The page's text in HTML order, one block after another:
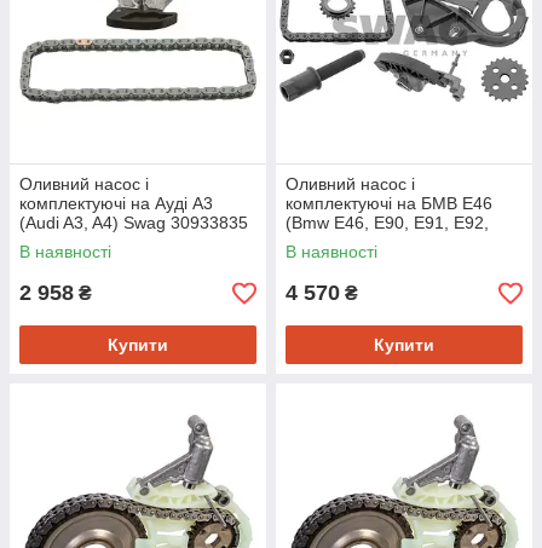
Оливний насос і
комплектуючі на Ауді A3
(Audi A3, A4) Swag 30933835
В наявності
2 958 ₴
Купити
Оливний насос і
комплектуючі на БМВ Е46
(Bmw E46, E90, E91, E92,
E93, E60, E61, X3,
E81,E82,E87,E88) Swag
В наявності
4 570 ₴
Купити